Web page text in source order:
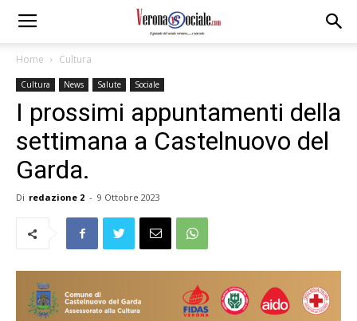
Home Cultura
Cultura News Salute Sociale
I prossimi appuntamenti della
settimana a Castelnuovo del
Garda.
Di redazione 2 - 9 Ottobre 2023